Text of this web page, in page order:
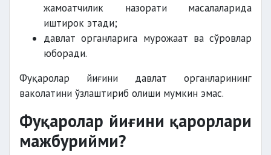
жамоатчилик назорати масалаларида
иштирок этади;
давлат органларига мурожаат ва сўровлар
юборади.
Фуқаролар йиғини давлат органларининг
ваколатини ўзлаштириб олиши мумкин эмас.
Фуқаролар йиғини қарорлари
мажбурийми?